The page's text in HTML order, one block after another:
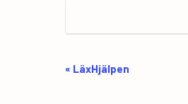
E
« LäxHjälpen